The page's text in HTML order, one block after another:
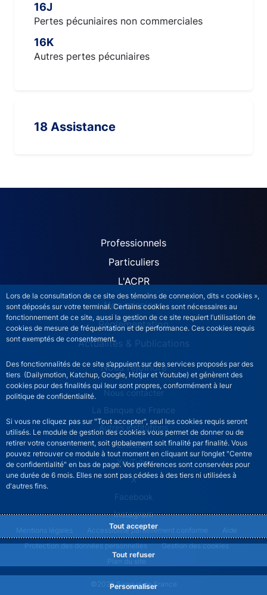
Lors de la consultation de ce site des témoins de connexion, dits « cookies »,
sont déposés sur votre terminal. Certains cookies sont nécessaires au
fonctionnement de ce site, aussi la gestion de ce site requiert l’utilisation de
cookies de mesure de fréquentation et de performance. Ces cookies requis
sont exemptés de consentement.
Des fonctionnalités de ce site s’appuient sur des services proposés par des
tiers (Dailymotion, Katchup, Google, Hotjar et Youtube) et génèrent des
cookies pour des finalités qui leur sont propres, conformément à leur
politique de confidentialité.
Si vous ne cliquez pas sur "Tout accepter", seul les cookies requis seront
utilisés. Le module de gestion des cookies vous permet de donner ou de
retirer votre consentement, soit globalement soit finalité par finalité. Vous
pouvez retrouver ce module à tout moment en cliquant sur l’onglet "Centre
de confidentialité" en bas de page. Vos préférences sont conservées pour
une durée de 6 mois. Elles ne sont pas cédées à des tiers ni utilisées à
d'autres fins.
Tout accepter
Tout refuser
Personnaliser
16J
Pertes pécuniaires non commerciales
16K
Autres pertes pécuniaires
18 Assistance
ACPR site navigation
Professionnels
Particuliers
L'ACPR
Nos missions
Réglementation
Actualités & Publications
Nous rejoindre
ACPR footer secondary menu (French)
Nous contacter
La Banque de France
Autres institutions
LinkedIn
YouTube
X
Facebook
Instagram
©2026 Banque de France
ACPR footer legal notice menu
Mentions légales Accessibilité partiellement conforme
Aide
Protection des données personnelles
Gestion des cookies
Plan du site